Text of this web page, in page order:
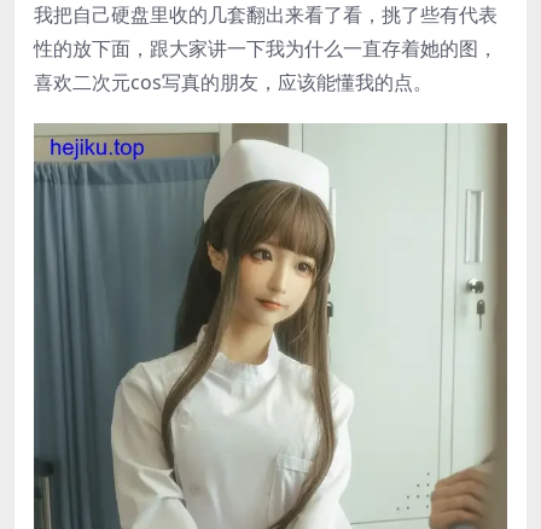
我把自己硬盘里收的几套翻出来看了看，挑了些有代表
性的放下面，跟大家讲一下我为什么一直存着她的图，
喜欢二次元cos写真的朋友，应该能懂我的点。